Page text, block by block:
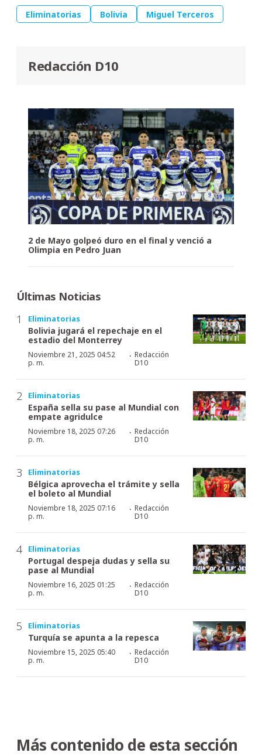
Eliminatorias Bolivia Miguel Terceros
Redacción D10
2 de Mayo golpeó duro en el final y venció a
Olimpia en Pedro Juan
Últimas Noticias
Eliminatorias
Bolivia jugará el repechaje en el
estadio del Monterrey
Noviembre 21, 2025 04:52
p. m.
·Redacción
D10
Eliminatorias
España sella su pase al Mundial con
empate agridulce
Noviembre 18, 2025 07:26
p. m.
·Redacción
D10
Eliminatorias
Bélgica aprovecha el trámite y sella
el boleto al Mundial
Noviembre 18, 2025 07:16
p. m.
·Redacción
D10
Eliminatorias
Portugal despeja dudas y sella su
pase al Mundial
Noviembre 16, 2025 01:25
p. m.
·Redacción
D10
Eliminatorias
Turquía se apunta a la repesca
Noviembre 15, 2025 05:40
p. m.
·Redacción
D10
Más contenido de esta sección